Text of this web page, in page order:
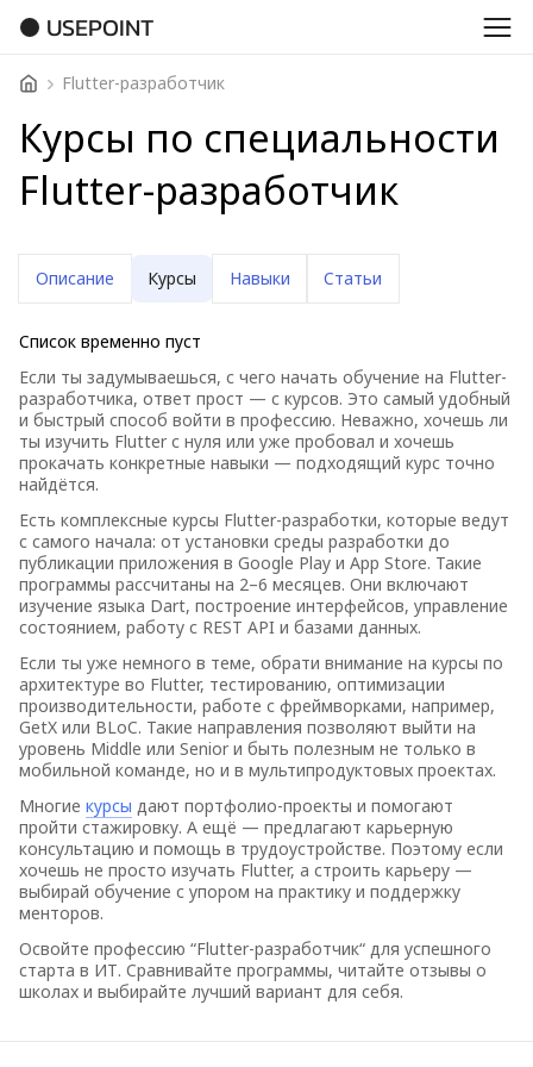
USEPOINT
Flutter-разработчик
Курсы по специальности
Flutter-разработчик
Описание Курсы Навыки Статьи
Список временно пуст
Если ты задумываешься, с чего начать обучение на Flutter-
разработчика, ответ прост — с курсов. Это самый удобный
и быстрый способ войти в профессию. Неважно, хочешь ли
ты изучить Flutter с нуля или уже пробовал и хочешь
прокачать конкретные навыки — подходящий курс точно
найдётся.
Есть комплексные курсы Flutter-разработки, которые ведут
с самого начала: от установки среды разработки до
публикации приложения в Google Play и App Store. Такие
программы рассчитаны на 2–6 месяцев. Они включают
изучение языка Dart, построение интерфейсов, управление
состоянием, работу с REST API и базами данных.
Если ты уже немного в теме, обрати внимание на курсы по
архитектуре во Flutter, тестированию, оптимизации
производительности, работе с фреймворками, например,
GetX или BLoC. Такие направления позволяют выйти на
уровень Middle или Senior и быть полезным не только в
мобильной команде, но и в мультипродуктовых проектах.
Многие курсы дают портфолио-проекты и помогают
пройти стажировку. А ещё — предлагают карьерную
консультацию и помощь в трудоустройстве. Поэтому если
хочешь не просто изучать Flutter, а строить карьеру —
выбирай обучение с упором на практику и поддержку
менторов.
Освойте профессию “Flutter-разработчик“ для успешного
старта в ИТ. Сравнивайте программы, читайте отзывы о
школах и выбирайте лучший вариант для себя.